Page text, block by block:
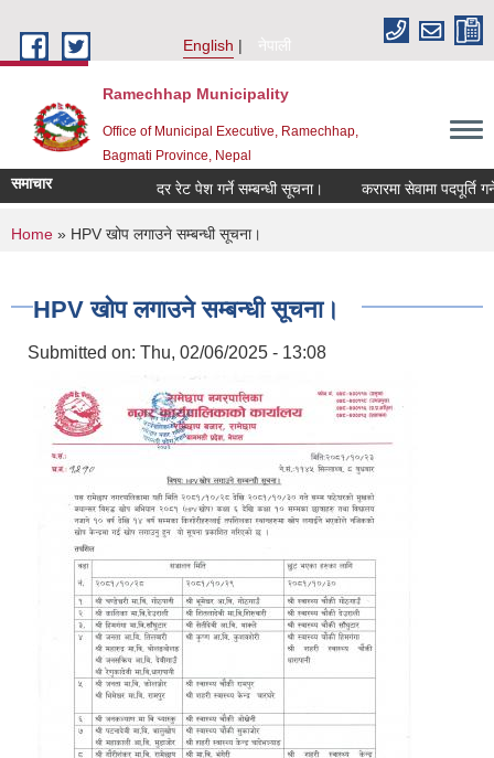
English
नेपाली
Ramechhap Municipality
Office of Municipal Executive, Ramechhap,
Bagmati Province, Nepal
समाचार दर रेट पेश गर्ने सम्बन्धी सूचना। करारमा सेवामा पदपूर्ति गर्ने
You are here
Home » HPV खोप लगाउने सम्बन्धी सूचना।
HPV खोप लगाउने सम्बन्धी सूचना।
Submitted on: Thu, 02/06/2025 - 13:08